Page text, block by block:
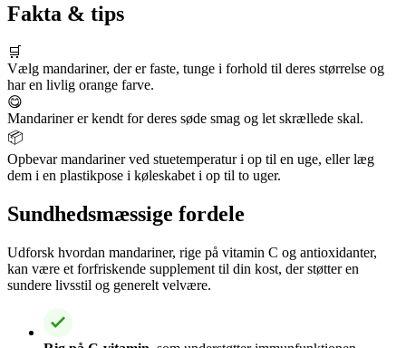
Fakta & tips
🛒
Vælg mandariner, der er faste, tunge i forhold til deres størrelse og
har en livlig orange farve.
😋
Mandariner er kendt for deres søde smag og let skrællede skal.
📦
Opbevar mandariner ved stuetemperatur i op til en uge, eller læg
dem i en plastikpose i køleskabet i op til to uger.
Sundhedsmæssige fordele
Udforsk hvordan mandariner, rige på vitamin C og antioxidanter,
kan være et forfriskende supplement til din kost, der støtter en
sundere livsstil og generelt velvære.